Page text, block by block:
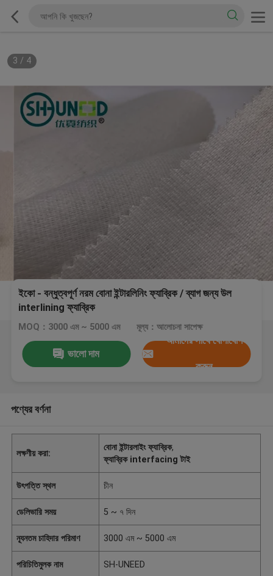
3 / 4
ইকো - বন্ধুত্বপূর্ণ নরম বোনা ইন্টারলিনিং ফ্যাব্রিক / ব্যাগ জন্য উল
interlining ফ্যাব্রিক
MOQ：3000 এম ~ 5000 এম মূল্য：আলোচনা সাপেক্ষ
ভালো দাম
আমাদের সাথে যোগাযোগ
করুন
পণ্যের বর্ণনা
লক্ষণীয় করা:
বোনা ইন্টারলাইং ফ্যাব্রিক,
ফ্যাব্রিক interfacing টাই
উৎপত্তি স্থল চীন
ডেলিভারি সময় 5 ~ ৭ দিন
ন্যূনতম চাহিদার পরিমাণ 3000 এম ~ 5000 এম
পরিচিতিমুলক নাম SH-UNEED